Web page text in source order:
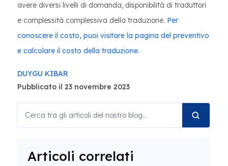
avere diversi livelli di domanda, disponibilità di traduttori
e complessità complessiva della traduzione. Per
conoscere il costo, puoi visitare la pagina del preventivo
e calcolare il costo della traduzione.
DUYGU KIBAR
Pubblicato il 23 novembre 2023
Articoli correlati